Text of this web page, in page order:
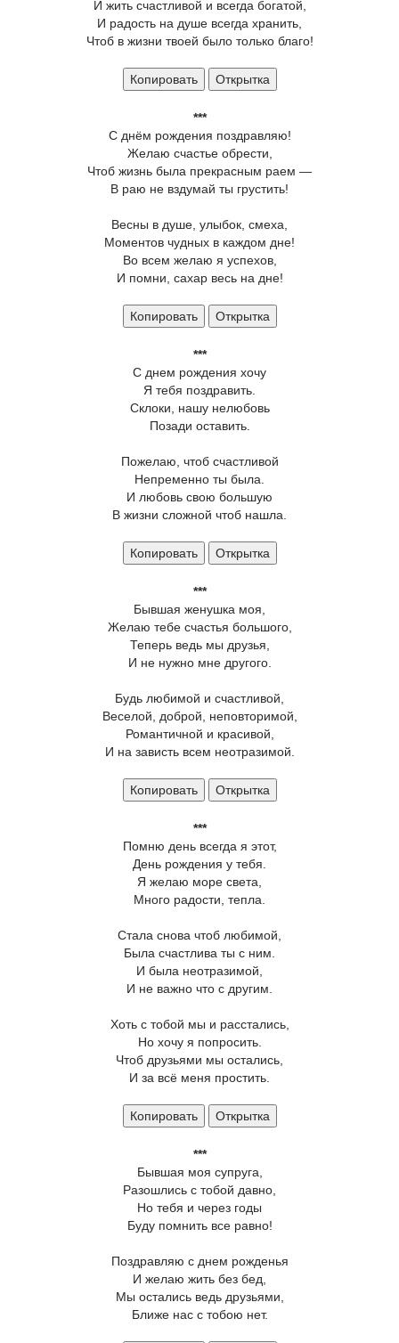
И жить счастливой и всегда богатой,
И радость на душе всегда хранить,
Чтоб в жизни твоей было только благо!
Копировать Открытка
***
С днём рождения поздравляю!
Желаю счастье обрести,
Чтоб жизнь была прекрасным раем —
В раю не вздумай ты грустить!
Весны в душе, улыбок, смеха,
Моментов чудных в каждом дне!
Во всем желаю я успехов,
И помни, сахар весь на дне!
Копировать Открытка
***
С днем рождения хочу
Я тебя поздравить.
Склоки, нашу нелюбовь
Позади оставить.
Пожелаю, чтоб счастливой
Непременно ты была.
И любовь свою большую
В жизни сложной чтоб нашла.
Копировать Открытка
***
Бывшая женушка моя,
Желаю тебе счастья большого,
Теперь ведь мы друзья,
И не нужно мне другого.
Будь любимой и счастливой,
Веселой, доброй, неповторимой,
Романтичной и красивой,
И на зависть всем неотразимой.
Копировать Открытка
***
Помню день всегда я этот,
День рождения у тебя.
Я желаю море света,
Много радости, тепла.
Стала снова чтоб любимой,
Была счастлива ты с ним.
И была неотразимой,
И не важно что с другим.
Хоть с тобой мы и расстались,
Но хочу я попросить.
Чтоб друзьями мы остались,
И за всё меня простить.
Копировать Открытка
***
Бывшая моя супруга,
Разошлись с тобой давно,
Но тебя и через годы
Буду помнить все равно!
Поздравляю с днем рожденья
И желаю жить без бед,
Мы остались ведь друзьями,
Ближе нас с тобою нет.